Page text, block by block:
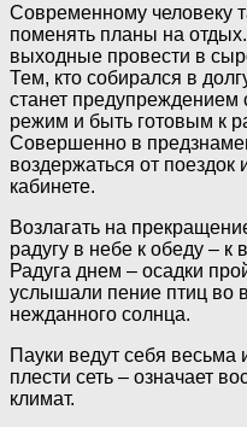
Современному человеку
поменять планы на
выходные провести в
Тем, кто собирался в
станет предупреждением
режим и быть готовым к
Совершенно в
воздержаться от поездок
кабинете.
Возлагать на
радугу в небе к обеду – к
Радуга днем – осадки
услышали пение птиц во
нежданного солнца.
Пауки ведут себя весьма
плести сеть – означает
климат.